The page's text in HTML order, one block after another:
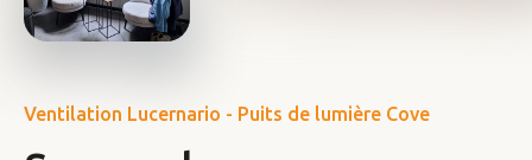
Ventilation Lucernario - Puits de lumière Cove